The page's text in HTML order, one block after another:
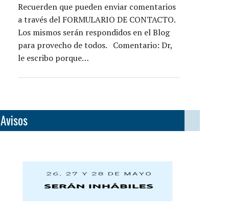
Recuerden que pueden enviar comentarios
a través del FORMULARIO DE CONTACTO.
Los mismos serán respondidos en el Blog
para provecho de todos. Comentario: Dr,
le escribo porque…
Avisos